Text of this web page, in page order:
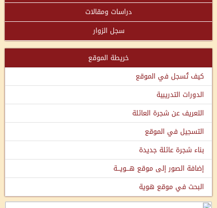
دراسات ومقالات
سجل الزوار
خريطة الموقع
كيف تُسجل في الموقع
الدورات التدريبية
التعريف عن شجرة العائلة
التسجيل في الموقع
بناء شجرة عائلة جديدة
إضافة الصور إلى موقع هـــويـــة
البحث في موقع هوية